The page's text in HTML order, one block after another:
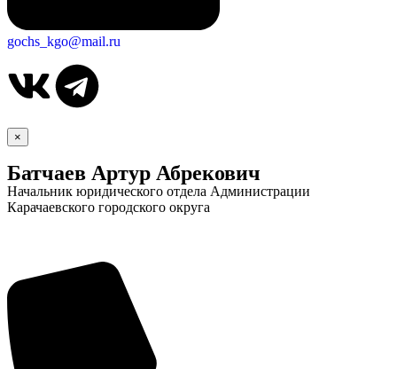
gochs_kgo@mail.ru
×
Батчаев Артур Абрекович
Начальник юридического отдела Администрации
Карачаевского городского округа